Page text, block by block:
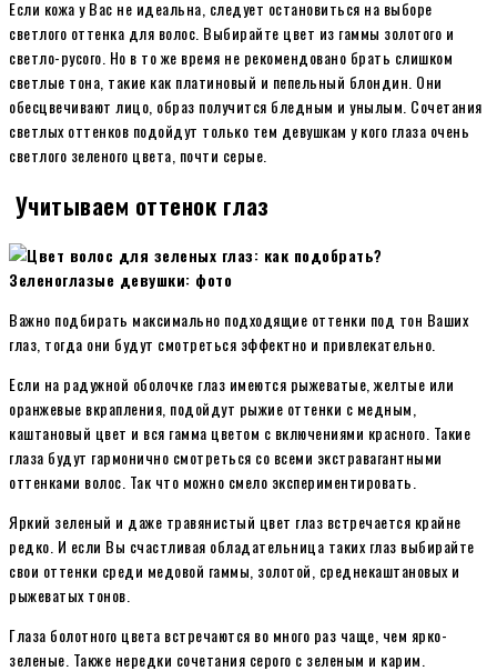
Если кожа у Вас не идеальна, следует остановиться на выборе
светлого оттенка для волос. Выбирайте цвет из гаммы золотого и
светло-русого. Но в то же время не рекомендовано брать слишком
светлые тона, такие как платиновый и пепельный блондин. Они
обесцвечивают лицо, образ получится бледным и унылым. Сочетания
светлых оттенков подойдут только тем девушкам у кого глаза очень
светлого зеленого цвета, почти серые.
Учитываем оттенок глаз
Важно подбирать максимально подходящие оттенки под тон Ваших
глаз, тогда они будут смотреться эффектно и привлекательно.
Если на радужной оболочке глаз имеются рыжеватые, желтые или
оранжевые вкрапления, подойдут рыжие оттенки с медным,
каштановый цвет и вся гамма цветом с включениями красного. Такие
глаза будут гармонично смотреться со всеми экстравагантными
оттенками волос. Так что можно смело экспериментировать.
Яркий зеленый и даже травянистый цвет глаз встречается крайне
редко. И если Вы счастливая обладательница таких глаз выбирайте
свои оттенки среди медовой гаммы, золотой, среднекаштановых и
рыжеватых тонов.
Глаза болотного цвета встречаются во много раз чаще, чем ярко-
зеленые. Также нередки сочетания серого с зеленым и карим.